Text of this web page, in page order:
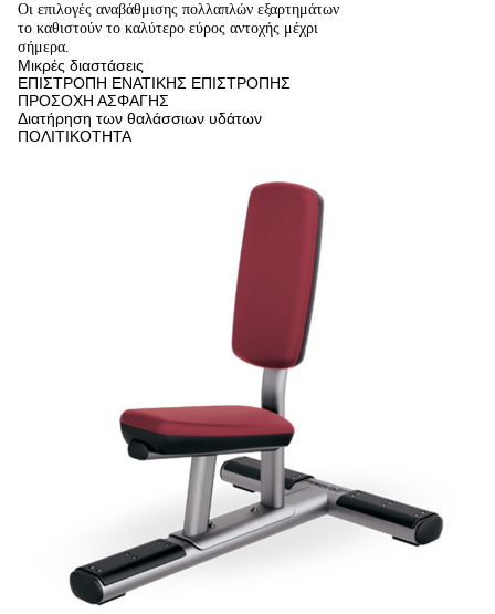
Οι επιλογές αναβάθμισης πολλαπλών εξαρτημάτων
το καθιστούν το καλύτερο εύρος αντοχής μέχρι
σήμερα.
Μικρές διαστάσεις
ΕΠΙΣΤΡΟΠΗ ΕΝΑΤΙΚΗΣ ΕΠΙΣΤΡΟΠΗΣ
ΠΡΟΣΟΧΗ ΑΣΦΑΓΗΣ
Διατήρηση των θαλάσσιων υδάτων
ΠΟΛΙΤΙΚΟΤΗΤΑ